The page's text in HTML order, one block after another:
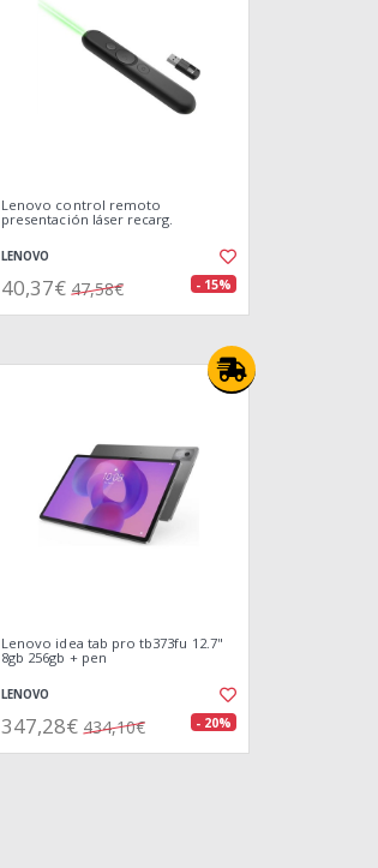
Lenovo control remoto
presentación láser recarg.
LENOVO
40,37€ 47,58€ - 15%
Lenovo idea tab pro tb373fu 12.7"
8gb 256gb + pen
LENOVO
347,28€ 434,10€ - 20%